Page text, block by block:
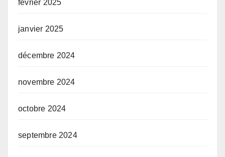
février 2025
janvier 2025
décembre 2024
novembre 2024
octobre 2024
septembre 2024